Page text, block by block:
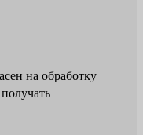
на обработку